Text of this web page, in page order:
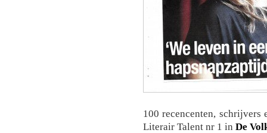
100 recencenten,
Literair Talent nr 1 in De